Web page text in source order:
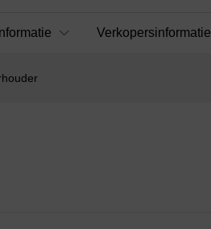
Verkopersinformatie